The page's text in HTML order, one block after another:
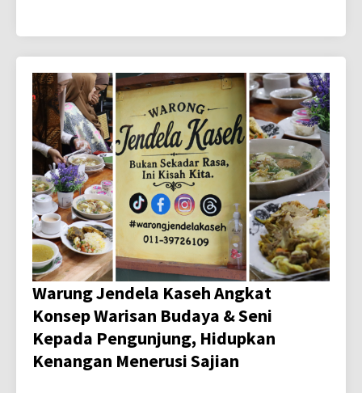
Warung Jendela Kaseh Angkat
Konsep Warisan Budaya & Seni
Kepada Pengunjung, Hidupkan
Kenangan Menerusi Sajian